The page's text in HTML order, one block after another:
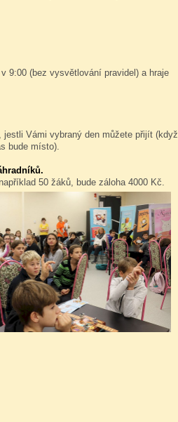
9:00 (bez vysvětlování pravidel) a hraje
Vámi vybraný den můžete přijít (když
bude místo).
50 žáků, bude záloha 4000 Kč.